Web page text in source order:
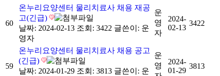
60
온누리요양센터 물리치료사 채용 재공
고(긴급)
날짜: 2024-02-13 조회: 3422 글쓴이: 운
영자
운
영
자
2024-
02-13
3422
59
온누리요양센터 물리치료사 채용 공고
(긴급)
날짜: 2024-01-29 조회: 3813 글쓴이: 운
운
영
2024-
01-29
3813